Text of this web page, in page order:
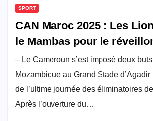
SPORT
CAN Maroc 2025 : Les
le Mambas pour le
– Le Cameroun s’est imposé deux
Mozambique au Grand Stade
de l’ultime journée des éliminatoires
Après l’ouverture du…